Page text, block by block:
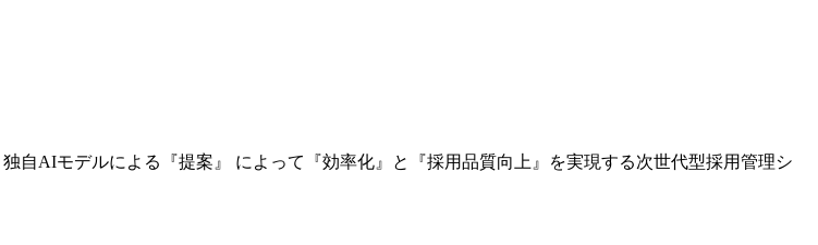
自AIモデルによる『提案』 によって『効率化』と『採用品質向上』を実現する次世代型採用管理シ